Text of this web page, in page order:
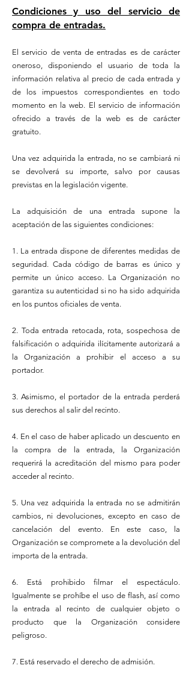
Condiciones y uso del servicio de
compra de entradas.
El servicio de venta de entradas es de carácter
oneroso, disponiendo el usuario de toda la
información relativa al precio de cada entrada y
de los impuestos correspondientes en todo
momento en la web. El servicio de información
ofrecido a través de la web es de carácter
gratuito.
Una vez adquirida la entrada, no se cambiará ni
se devolverá su importe, salvo por causas
previstas en la legislación vigente.
La adquisición de una entrada supone la
aceptación de las siguientes condiciones:
1. La entrada dispone de diferentes medidas de
seguridad. Cada código de barras es único y
permite un único acceso. La Organización no
garantiza su autenticidad si no ha sido adquirida
en los puntos oficiales de venta.
2. Toda entrada retocada, rota, sospechosa de
falsificación o adquirida ilícitamente autorizará a
la Organización a prohibir el acceso a su
portador.
3. Asimismo, el portador de la entrada perderá
sus derechos al salir del recinto.
4. En el caso de haber aplicado un descuento en
la compra de la entrada, la Organización
requerirá la acreditación del mismo para poder
acceder al recinto.
5. Una vez adquirida la entrada no se admitirán
cambios, ni devoluciones, excepto en caso de
cancelación del evento. En este caso, la
Organización se compromete a la devolución del
importa de la entrada.
6. Está prohibido filmar el espectáculo.
Igualmente se prohíbe el uso de flash, así como
la entrada al recinto de cualquier objeto o
producto que la Organización considere
peligroso.
7. Está reservado el derecho de admisión.